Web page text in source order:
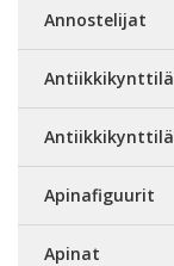
Annostelijat
Apinafiguurit
Apinat